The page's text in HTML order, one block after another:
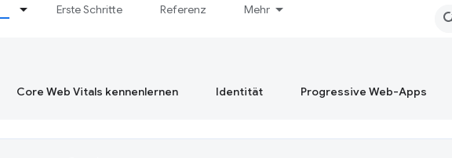
Erste Schritte Referenz Mehr
Core Web Vitals kennenlernen Identität Progressive Web-Apps